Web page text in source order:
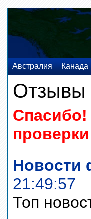
Австралия Канада
Отзывы
Спасибо!
Новости
21:49:57
Топ